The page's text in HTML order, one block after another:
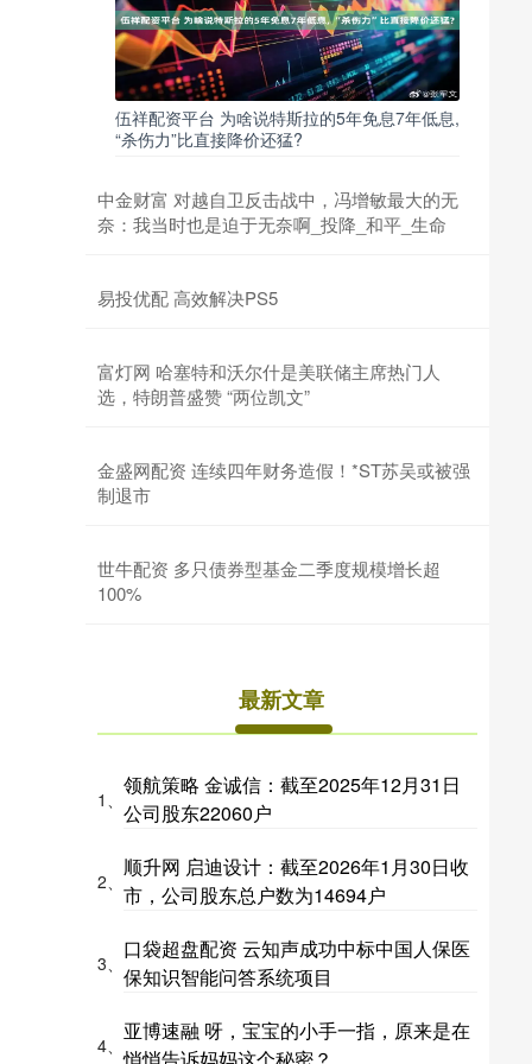
伍祥配资平台 为啥说特斯拉的5年免息7年低息,
“杀伤力”比直接降价还猛?
中金财富 对越自卫反击战中，冯增敏最大的无
奈：我当时也是迫于无奈啊_投降_和平_生命
易投优配 高效解决PS5
富灯网 哈塞特和沃尔什是美联储主席热门人
选，特朗普盛赞 “两位凯文”
金盛网配资 连续四年财务造假！*ST苏吴或被强
制退市
世牛配资 多只债券型基金二季度规模增长超
100%
最新文章
1、
领航策略 金诚信：截至2025年12月31日
公司股东22060户
2、
顺升网 启迪设计：截至2026年1月30日收
市，公司股东总户数为14694户
3、
口袋超盘配资 云知声成功中标中国人保医
保知识智能问答系统项目
4、
亚博速融 呀，宝宝的小手一指，原来是在